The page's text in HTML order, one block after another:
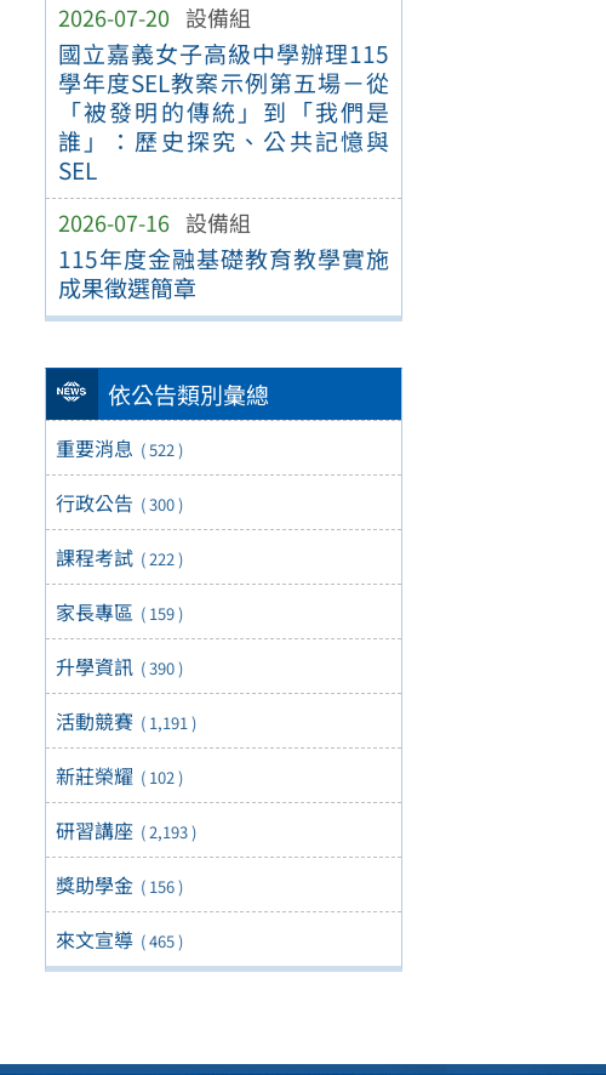
2026-07-20 設備組
國立嘉義女子高級中學辦理115
學年度SEL教案示例第五場－從
「被發明的傳統」到「我們是
誰」：歷史探究、公共記憶與
SEL
2026-07-16 設備組
115年度金融基礎教育教學實施
成果徵選簡章
依公告類別彙總
重要消息 ( 522 )
行政公告 ( 300 )
課程考試 ( 222 )
家長專區 ( 159 )
升學資訊 ( 390 )
活動競賽 ( 1,191 )
新莊榮耀 ( 102 )
研習講座 ( 2,193 )
獎助學金 ( 156 )
來文宣導 ( 465 )